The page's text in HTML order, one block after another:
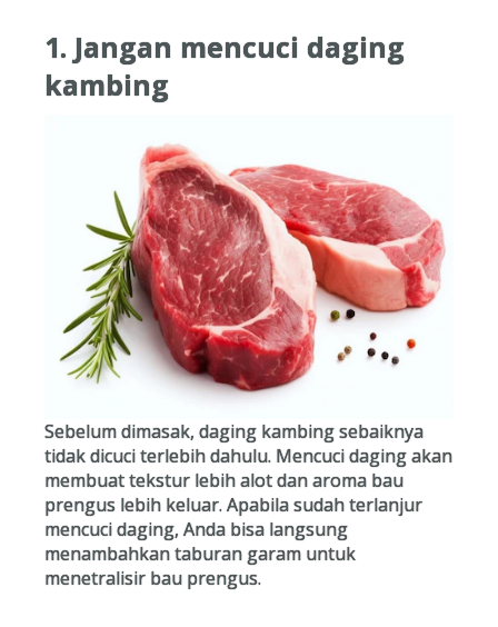
1. Jangan mencuci daging
kambing
Sebelum dimasak, daging kambing sebaiknya
tidak dicuci terlebih dahulu. Mencuci daging akan
membuat tekstur lebih alot dan aroma bau
prengus lebih keluar. Apabila sudah terlanjur
mencuci daging, Anda bisa langsung
menambahkan taburan garam untuk
menetralisir bau prengus.